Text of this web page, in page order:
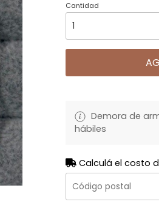
Cantidad
Demora de
hábiles
Calculá el costo